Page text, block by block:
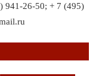
941-26-50; + 7 (495)